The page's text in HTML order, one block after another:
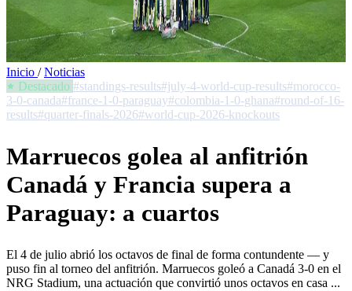
Inicio / Noticias
Destacado #standings-results#july-4-world-cup-results#morocco-
3-0-canada#france-1-0-paraguay#colombia-1-0-ghana#round-of-16-
results#quarter-finals-2026#world-cup-2026-knockouts
Marruecos golea al anfitrión
Canadá y Francia supera a
Paraguay: a cuartos
El 4 de julio abrió los octavos de final de forma contundente — y
puso fin al torneo del anfitrión. Marruecos goleó a Canadá 3-0 en el
NRG Stadium, una actuación que convirtió unos octavos en casa ...